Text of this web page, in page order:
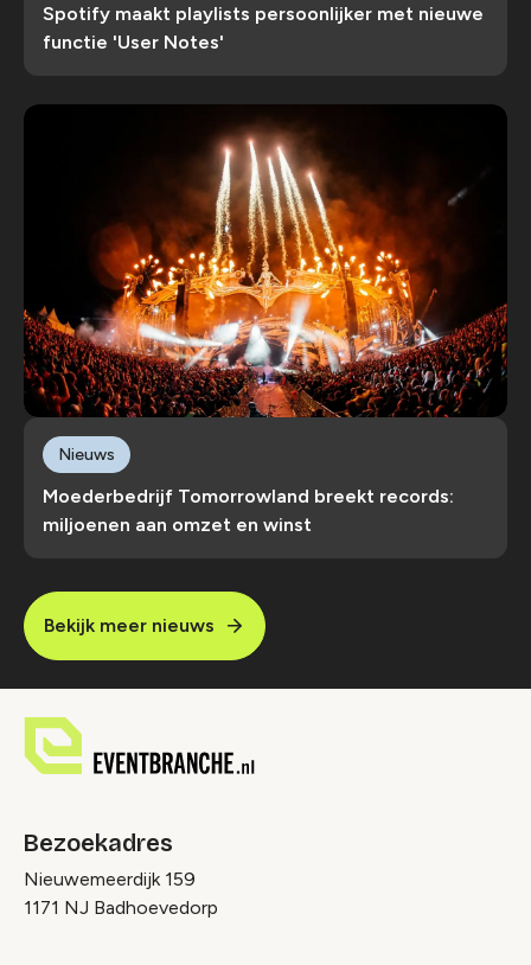
Spotify maakt playlists persoonlijker met nieuwe
functie 'User Notes'
Moederbedrijf Tomorrowland breekt records:
miljoenen aan omzet en winst
Nieuws
Bekijk meer nieuws
Bezoekadres
Nieuwemeerdijk 159
1171 NJ Badhoevedorp